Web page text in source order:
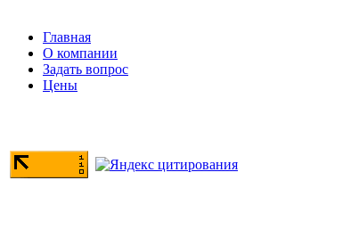
Главная
О компании
Задать вопрос
Цены